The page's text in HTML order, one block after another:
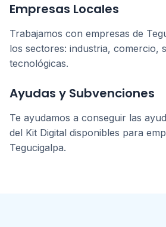
Empresas Locales
Trabajamos con empresas de
los sectores: industria, comercio,
tecnológicas.
Ayudas y Subvenciones
Te ayudamos a conseguir las
del Kit Digital disponibles para
Tegucigalpa.